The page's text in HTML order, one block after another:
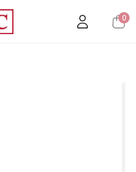
0